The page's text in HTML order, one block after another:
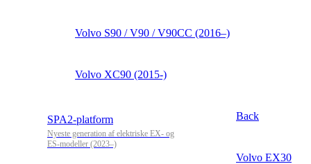
Volvo S90 / V90 / V90CC (2016–)
Volvo XC90 (2015-)
SPA2-platform
Nyeste generation af elektriske EX- og
ES-modeller (2023–)
Back
Volvo EX30